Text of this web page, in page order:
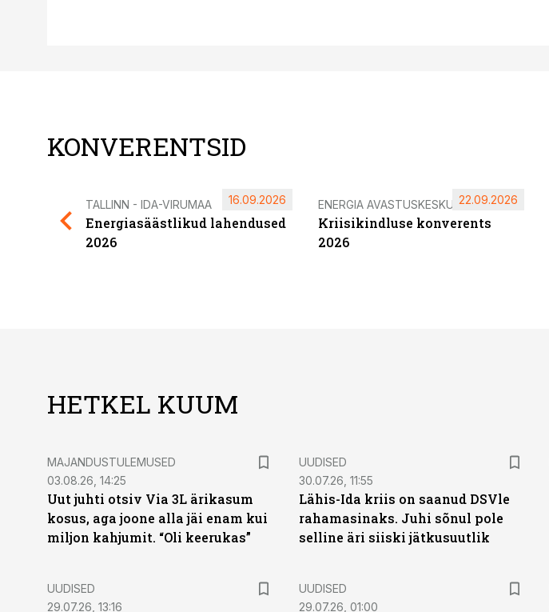
KONVERENTSID
TALLINN - IDA-VIRUMAA
Energiasäästlikud lahendused
2026
16.09.2026 ENERGIA AVASTUSKESKUS
Kriisikindluse konverents
2026
22.09.2026
HETKEL KUUM
MAJANDUSTULEMUSED
03.08.26, 14:25
Uut juhti otsiv Via 3L ärikasum
kosus, aga joone alla jäi enam kui
miljon kahjumit. “Oli keerukas”
UUDISED
30.07.26, 11:55
Lähis-Ida kriis on saanud DSVle
rahamasinaks. Juhi sõnul pole
selline äri siiski jätkusuutlik
UUDISED
29.07.26, 13:16
UUDISED
29.07.26, 01:00